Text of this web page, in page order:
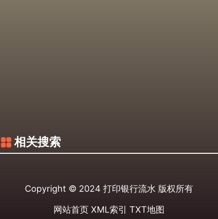
相关搜索
Copyright © 2024 打印银行流水 版权所有
网站首页 XML索引 TXT地图